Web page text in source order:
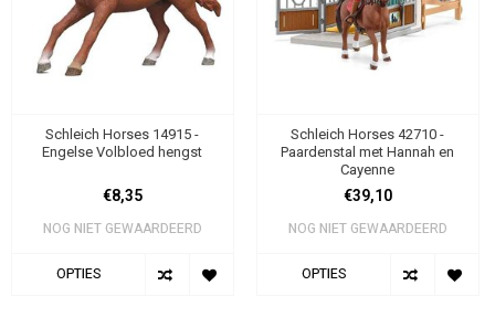
Schleich Horses 14915 -
Engelse Volbloed hengst
€8,35
NOG NIET GEWAARDEERD
OPTIES
Schleich Horses 42710 -
Paardenstal met Hannah en
Cayenne
€39,10
NOG NIET GEWAARDEERD
OPTIES